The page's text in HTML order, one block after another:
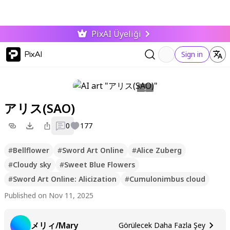
PixAI Üyeliği
PixAI Sign in
アリス(SAO)
0 177
#Bellflower #Sword Art Online #Alice Zuberg
#Cloudy sky #Sweet Blue Flowers
#Sword Art Online: Alicization #Cumulonimbus cloud
Published on Nov 11, 2025
メリィ/Mary Görülecek Daha Fazla Şey